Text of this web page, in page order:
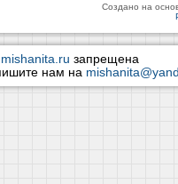
Создано на
mishanita.ru запрещена
нам на